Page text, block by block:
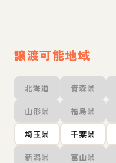
譲渡可能地域
北海道 青森県
山形県 福島県
埼玉県 千葉県
新潟県 富山県